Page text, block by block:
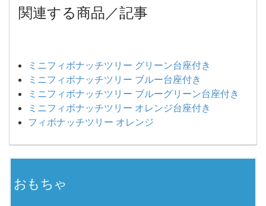
関連する商品／記事
ミニフィボナッチツリー グリーン台座付き
ミニフィボナッチツリー ブルー台座付き
ミニフィボナッチツリー ブルーグリーン台座付き
ミニフィボナッチツリー オレンジ台座付き
フィボナッチツリー オレンジ
おもちゃ